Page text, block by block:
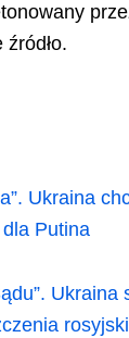
Ukraina
dla Putina
Ukraina